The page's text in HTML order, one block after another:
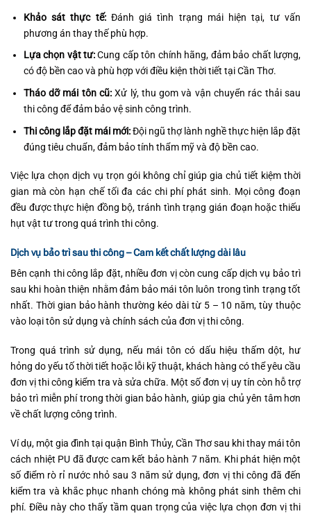
Khảo sát thực tế:Đánh giá tình trạng mái hiện tại, tư vấn
phương án thay thế phù hợp.
Lựa chọn vật tư:Cung cấp tôn chính hãng, đảm bảo chất lượng,
có độ bền cao và phù hợp với điều kiện thời tiết tại Cần Thơ.
Tháo dỡ mái tôn cũ:Xử lý, thu gom và vận chuyển rác thải sau
thi công để đảm bảo vệ sinh công trình.
Thi công lắp đặt mái mới:Đội ngũ thợ lành nghề thực hiện lắp đặt
đúng tiêu chuẩn, đảm bảo tính thẩm mỹ và độ bền cao.
Việc lựa chọn dịch vụ trọn gói không chỉ giúp gia chủ tiết kiệm thời
gian mà còn hạn chế tối đa các chi phí phát sinh. Mọi công đoạn
đều được thực hiện đồng bộ, tránh tình trạng gián đoạn hoặc thiếu
hụt vật tư trong quá trình thi công.
Dịch vụ bảo trì sau thi công – Cam kết chất lượng dài lâu
Bên cạnh thi công lắp đặt, nhiều đơn vị còn cung cấp dịch vụ bảo trì
sau khi hoàn thiện nhằm đảm bảo mái tôn luôn trong tình trạng tốt
nhất. Thời gian bảo hành thường kéo dài từ 5 – 10 năm, tùy thuộc
vào loại tôn sử dụng và chính sách của đơn vị thi công.
Trong quá trình sử dụng, nếu mái tôn có dấu hiệu thấm dột, hư
hỏng do yếu tố thời tiết hoặc lỗi kỹ thuật, khách hàng có thể yêu cầu
đơn vị thi công kiểm tra và sửa chữa. Một số đơn vị uy tín còn hỗ trợ
bảo trì miễn phí trong thời gian bảo hành, giúp gia chủ yên tâm hơn
về chất lượng công trình.
Ví dụ, một gia đình tại quận Bình Thủy, Cần Thơ sau khi thay mái tôn
cách nhiệt PU đã được cam kết bảo hành 7 năm. Khi phát hiện một
số điểm rò rỉ nước nhỏ sau 3 năm sử dụng, đơn vị thi công đã đến
kiểm tra và khắc phục nhanh chóng mà không phát sinh thêm chi
phí. Điều này cho thấy tầm quan trọng của việc lựa chọn đơn vị thi